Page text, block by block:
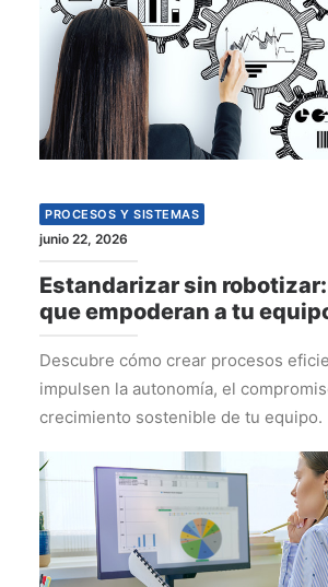
PROCESOS Y SISTEMAS
junio 22, 2026
Estandarizar sin
que empoderan a tu
Descubre cómo crear procesos
impulsen la autonomía, el
crecimiento sostenible de tu equipo.